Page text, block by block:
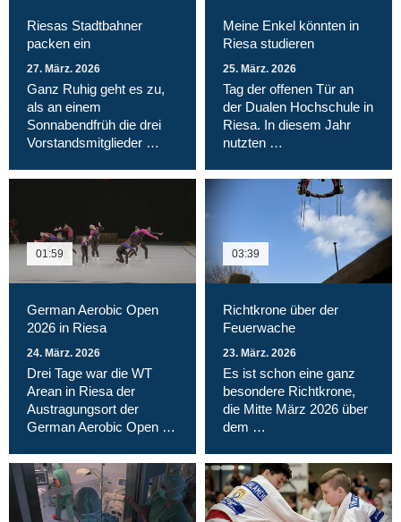
Riesas Stadtbahner
packen ein
27. März. 2026
Ganz Ruhig geht es zu,
als an einem
Sonnabendfrüh die drei
Vorstandsmitglieder …
Meine Enkel könnten in
Riesa studieren
25. März. 2026
Tag der offenen Tür an
der Dualen Hochschule in
Riesa. In diesem Jahr
nutzten …
01:59
German Aerobic Open
2026 in Riesa
24. März. 2026
Drei Tage war die WT
Arean in Riesa der
Austragungsort der
German Aerobic Open …
03:39
Richtkrone über der
Feuerwache
23. März. 2026
Es ist schon eine ganz
besondere Richtkrone,
die Mitte März 2026 über
dem …